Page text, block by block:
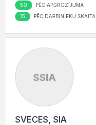
50 PĒC APGROZĪJUMA
15 PĒC DARBINIEKU SKAITA
SSIA
SVECES, SIA